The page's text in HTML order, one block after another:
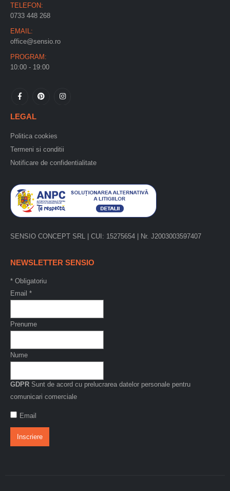
TELEFON:
0733 448 268
EMAIL:
office@sensio.ro
PROGRAM:
10:00 - 19:00
LEGAL
Politica cookies
Termeni si conditii
Notificare de confidentialitate
SENSIO CONCEPT SRL | CUI: 15275654 | Nr. J2003003597407
NEWSLETTER SENSIO
* Obligatoriu
Email *
Prenume
Nume
GDPR Sunt de acord cu prelucrarea datelor personale pentru
comunicari comerciale
Email